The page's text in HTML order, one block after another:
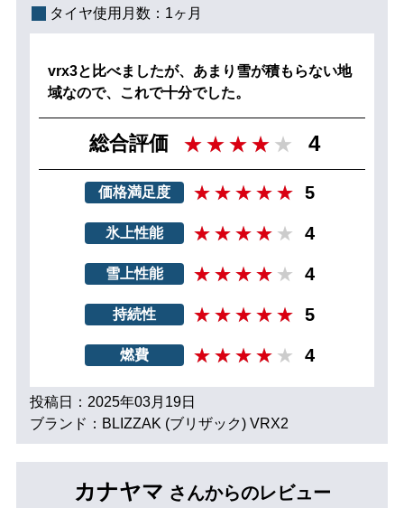
タイヤ使用月数： 1ヶ月
vrx3と比べましたが、あまり雪が積もらない地
域なので、これで十分でした。
総合評価 4
価格満足度 5
氷上性能 4
雪上性能 4
持続性 5
燃費 4
投稿日：2025年03月19日
ブランド：BLIZZAK (ブリザック) VRX2
カナヤマ さんからのレビュー